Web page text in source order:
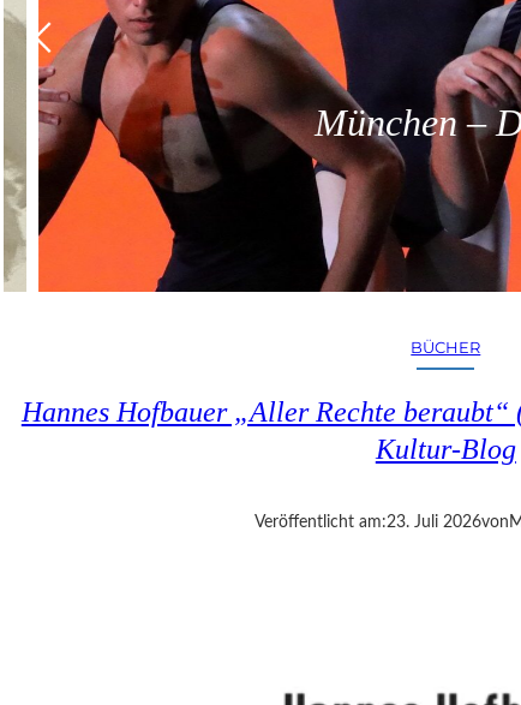
München –
BÜCHER
Hannes Hofbauer „Aller Rechte beraubt“
Kultur-Blog
Veröffentlicht am:23. Juli 2026von